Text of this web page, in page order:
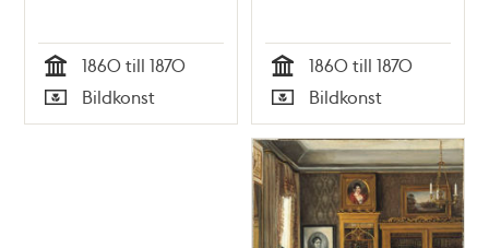
Tid
1860 till 1870
Typ
Bildkonst Tid
1860 till 1870
Typ
Bildkonst